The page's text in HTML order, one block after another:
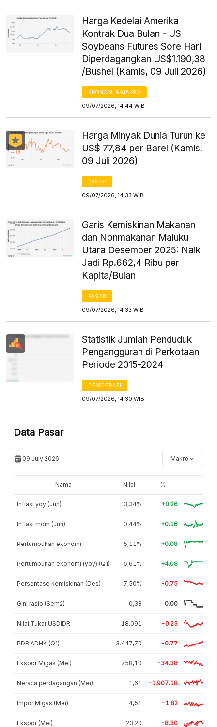
Harga Kedelai Amerika
Kontrak Dua Bulan - US
Soybeans Futures Sore Hari
Diperdagangkan US$1.190,38
/Bushel (Kamis, 09 Juli 2026)
EKONOMI & MAKRO
09/07/2026, 14:44 WIB
Harga Minyak Dunia Turun ke
US$ 77,84 per Barel (Kamis,
09 Juli 2026)
PASAR
09/07/2026, 14:33 WIB
Garis Kemiskinan Makanan
dan Nonmakanan Maluku
Utara Desember 2025: Naik
Jadi Rp.662,4 Ribu per
Kapita/Bulan
PASAR
09/07/2026, 14:33 WIB
Statistik Jumlah Penduduk
Pengangguran di Perkotaan
Periode 2015-2024
DEMOGRAFI
09/07/2026, 14:30 WIB
Data Pasar
09 July 2026 Makro
Nama Nilai %
Inflasi yoy (Jun) 3,34% +0.26
Inflasi mom (Jun) 0,44% +0.16
Pertumbuhan ekonomi 5,11% +0.08
Pertumbuhan ekonomi (yoy) (Q1) 5,61% +4.08
Persentase kemiskinan (Des) 7,50% -0.75
Gini rasio (Sem2) 0,38 0.00
Nilai Tukar USDIDR 18.091 -0.23
PDB ADHK (Q1) 3.447,70 -0.77
Ekspor Migas (Mei) 758,10 -34.38
Neraca perdagangan (Mei) -1,61 -1,907.18
Impor Migas (Mei) 4,51 -1.82
Ekspor (Mei) 23,20 -8.30